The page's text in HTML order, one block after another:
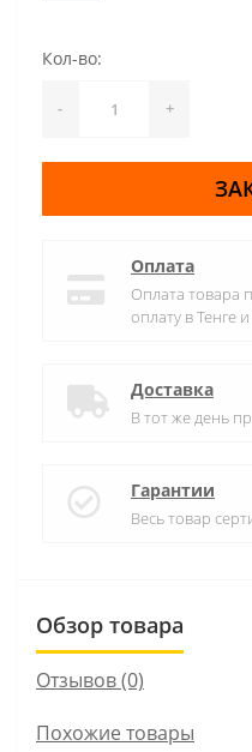
Кол-во:
- +
Оплата
Оплата товара
оплату в Тенге
Доставка
В тот же день
Гарантии
Весь товар
Обзор товара
Отзывов (0)
Похожие товары